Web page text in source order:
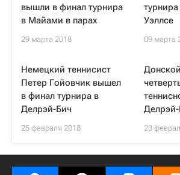
вышли в финал турнира
в Майами в парах
29 марта 2018
Уэллсе
09 марта
Немецкий теннисист
Петер Гойовчик вышел
в финал турнира в
Делрэй-Бич
25 февраля 2018 23